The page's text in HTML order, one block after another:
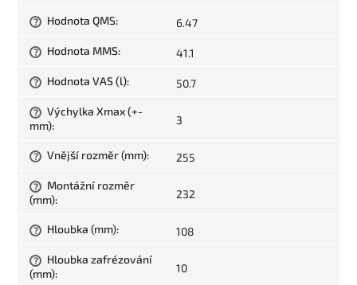
? Hodnota QMS: 6.47
? Hodnota MMS: 41.1
? Hodnota VAS (l): 50.7
?
Výchylka Xmax (+-
mm): 3
? Vnější rozměr (mm): 255
?
Montážní rozměr
(mm): 232
? Hloubka (mm): 108
?
Hloubka zafrézování
(mm): 10